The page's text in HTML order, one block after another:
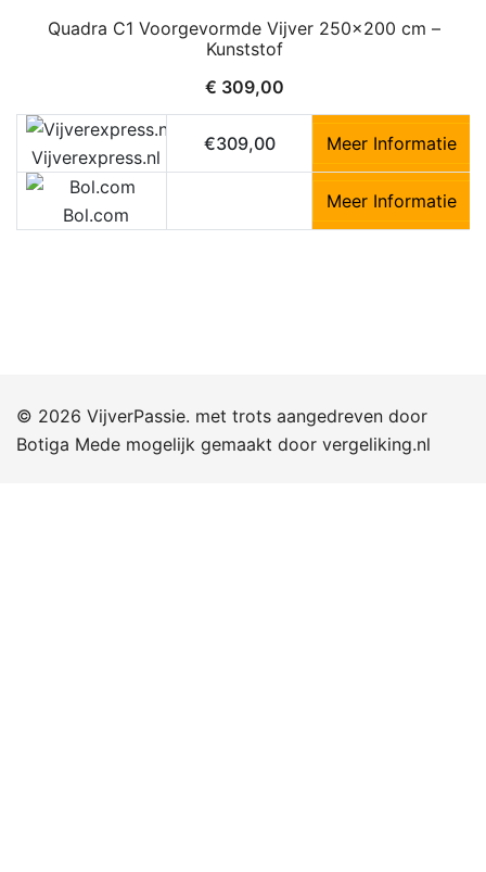
Quadra C1 Voorgevormde Vijver 250×200 cm –
Kunststof
€ 309,00
Vijverexpress.nl
€309,00 Meer Informatie
Bol.com
Meer Informatie
© 2026 VijverPassie. met trots aangedreven door
Botiga Mede mogelijk gemaakt door vergeliking.nl